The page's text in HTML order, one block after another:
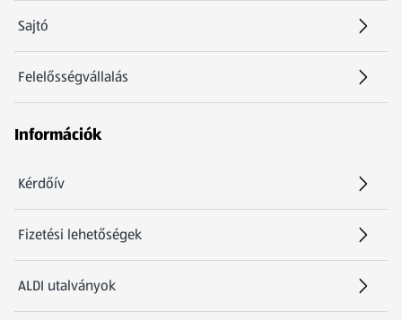
Sajtó
Felelősségvállalás
Információk
Kérdőív
Fizetési lehetőségek
ALDI utalványok